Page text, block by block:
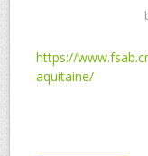
https://
aquitaine/